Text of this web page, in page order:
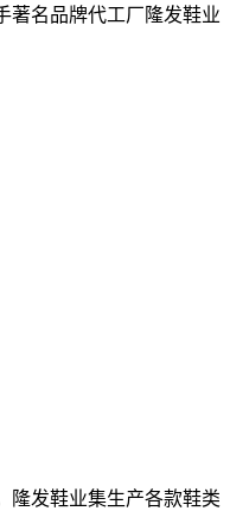
著名品牌代工厂隆发鞋业
隆发鞋业集生产各款鞋类